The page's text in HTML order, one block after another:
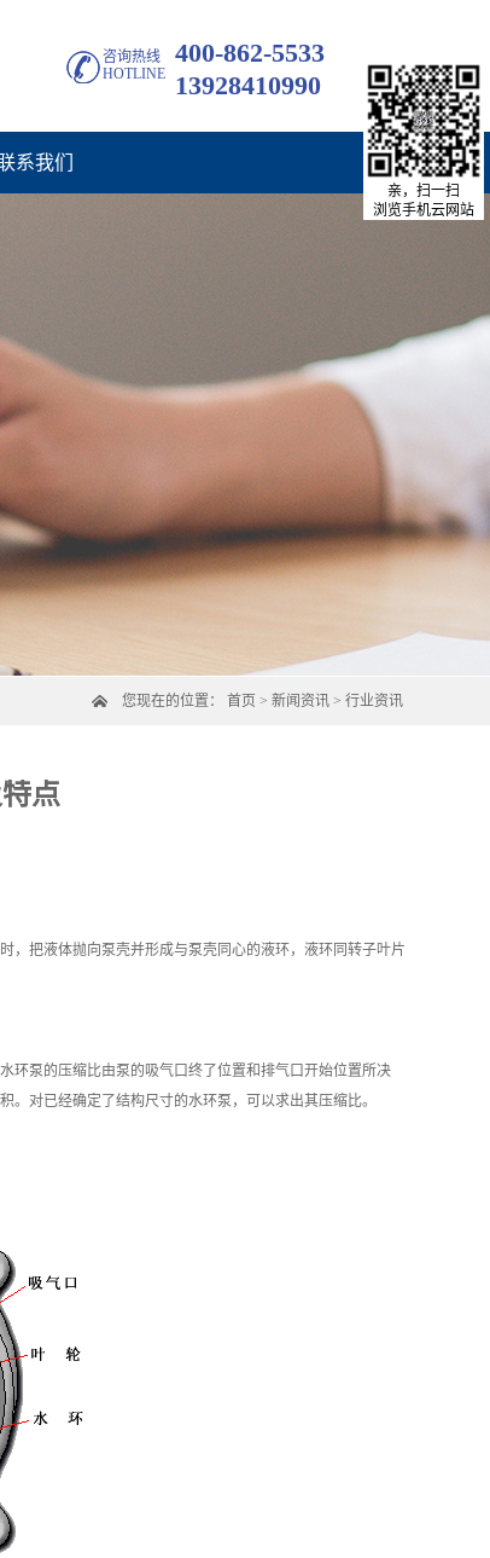
咨询热线
HOTLINE
400-862-5533
13928410990
系我们
您现在的位置： 首页 > 新闻资讯 > 行业资讯
点
，把液体抛向泵壳并形成与泵壳同心的液环，液环同转子叶片
环泵的压缩比由泵的吸气口终了位置和排气口开始位置所决
对已经确定了结构尺寸的水环泵，可以求出其压缩比。
亲，扫一扫
浏览手机云网站